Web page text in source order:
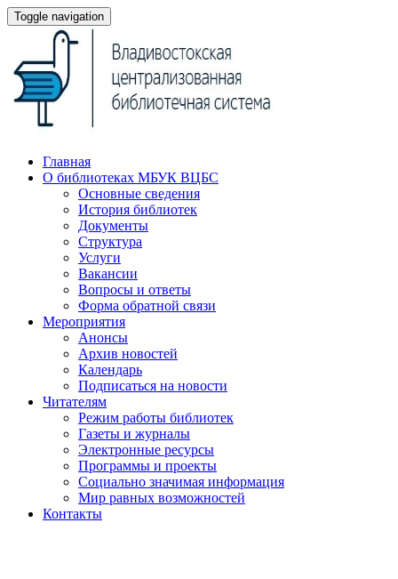
Toggle navigation
Главная
О библиотеках МБУК ВЦБС
Основные сведения
История библиотек
Документы
Структура
Услуги
Вакансии
Вопросы и ответы
Форма обратной связи
Мероприятия
Анонсы
Архив новостей
Календарь
Подписаться на новости
Читателям
Режим работы библиотек
Газеты и журналы
Электронные ресурсы
Программы и проекты
Социально значимая информация
Мир равных возможностей
Контакты